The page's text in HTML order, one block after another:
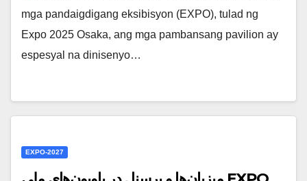
mga pandaigdigang eksibisyon (EXPO), tulad ng
Expo 2025 Osaka, ang mga pambansang pavilion ay
espesyal na dinisenyo…
EXPO-2027